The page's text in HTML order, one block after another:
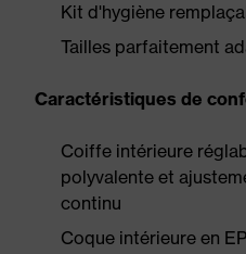
Kit d'hygiène
Tailles parfaitement
Caractéristiques de
Coiffe intérieure
polyvalente et
continu
Coque intérieure en